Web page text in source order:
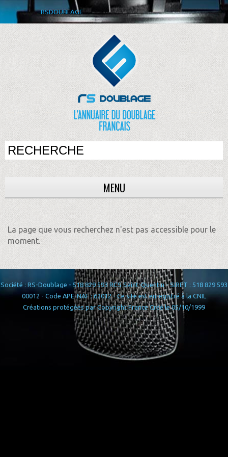
RSDOUBLAGE
MENU
La page que vous recherchez n'est pas accessible pour le
moment.
Société : RS-Doublage - 518 829 593 RCS Saint-Quentin - SIRET : 518 829 593
00012 - Code APE-NAF : 62012 - Ce site est enregistré à la CNIL
Créations protégées par Copyright France Créé le 05/10/1999